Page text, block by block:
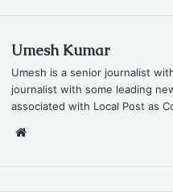
Umesh Kumar
Umesh is a senior journalist
journalist with some leading
associated with Local Post as